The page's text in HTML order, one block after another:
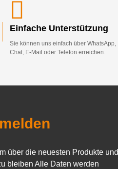
Einfache Unterstützung
Sie können uns einfach über WhatsApp,
Chat, E-Mail oder Telefon erreichen.
über die neuesten Produkte und
bleiben Alle Daten werden